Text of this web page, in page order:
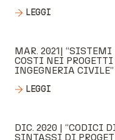
LEGGI
MAR. 2021|
COSTI NEI
INGEGNERIA
LEGGI
DIC. 2020 | “CODICI
SINTASSI DI